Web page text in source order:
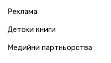
Реклама
Детски книги
Медийни партньорства